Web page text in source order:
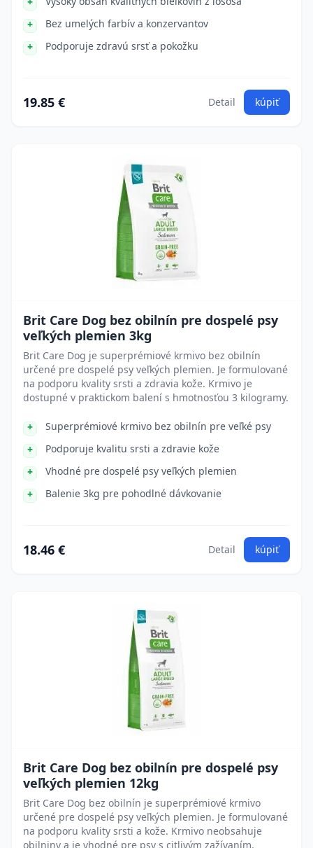
Bez umelých farbív a konzervantov
Podporuje zdravú srsť a pokožku
19.85 € Detail kúpiť
Brit Care Dog bez obilnín pre dospelé psy
veľkých plemien 3kg
Brit Care Dog je superprémiové krmivo bez obilnín
určené pre dospelé psy veľkých plemien. Je formulované
na podporu kvality srsti a zdravia kože. Krmivo je
dostupné v praktickom balení s hmotnosťou 3 kilogramy.
Superprémiové krmivo bez obilnín pre veľké psy
Podporuje kvalitu srsti a zdravie kože
Vhodné pre dospelé psy veľkých plemien
Balenie 3kg pre pohodlné dávkovanie
18.46 € Detail kúpiť
Brit Care Dog bez obilnín pre dospelé psy
veľkých plemien 12kg
Brit Care Dog bez obilnín je superprémiové krmivo
určené pre dospelé psy veľkých plemien. Je formulované
na podporu kvality srsti a kože. Krmivo neobsahuje
obilniny a je vhodné pre psy s citlivým zažívaním.